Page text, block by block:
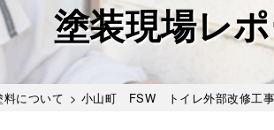
塗装現場レ
料について > 小山町 FSW トイレ外部改修工事